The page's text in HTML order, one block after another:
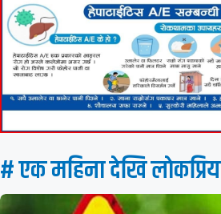
# एक महिना देखि लाेकप्रिय